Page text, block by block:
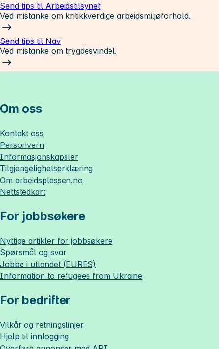
Send tips til Arbeidstilsynet
Ved mistanke om kritikkverdige arbeidsmiljøforhold.
Send tips til Nav
Ved mistanke om trygdesvindel.
Om oss
Kontakt oss
Personvern
Informasjonskapsler
Tilgjengelighetserklæring
Om arbeidsplassen.no
Nettstedkart
For jobbsøkere
Nyttige artikler for jobbsøkere
Spørsmål og svar
Jobbe i utlandet (EURES)
Information to refugees from Ukraine
For bedrifter
Vilkår og retningslinjer
Hjelp til innlogging